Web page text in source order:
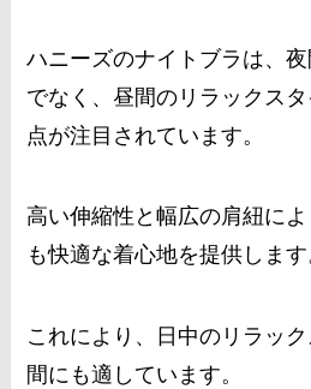
ハニーズのナイトブラは、
でなく、昼間のリラックス
点が注目されています。
高い伸縮性と幅広の肩紐に
も快適な着心地を提供します
これにより、日中のリラッ
間にも適しています。